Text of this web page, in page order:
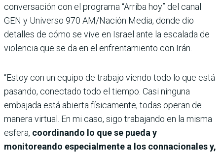
conversación con el programa “Arriba hoy” del canal
GEN y Universo 970 AM/Nación Media, donde dio
detalles de cómo se vive en Israel ante la escalada de
violencia que se da en el enfrentamiento con Irán.
“Estoy con un equipo de trabajo viendo todo lo que está
pasando, conectado todo el tiempo. Casi ninguna
embajada está abierta físicamente, todas operan de
manera virtual. En mi caso, sigo trabajando en la misma
esfera, coordinando lo que se pueda y
monitoreando especialmente a los connacionales y,